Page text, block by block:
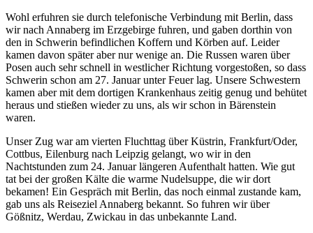
Wohl erfuhren sie durch telefonische Verbindung mit Berlin, dass
wir nach Annaberg im Erzgebirge fuhren, und gaben dorthin von
den in Schwerin befindlichen Koffern und Körben auf. Leider
kamen davon später aber nur wenige an. Die Russen waren über
Posen auch sehr schnell in westlicher Richtung vorgestoßen, so dass
Schwerin schon am 27. Januar unter Feuer lag. Unsere Schwestern
kamen aber mit dem dortigen Krankenhaus zeitig genug und behütet
heraus und stießen wieder zu uns, als wir schon in Bärenstein
waren.
Unser Zug war am vierten Fluchttag über Küstrin, Frankfurt/Oder,
Cottbus, Eilenburg nach Leipzig gelangt, wo wir in den
Nachtstunden zum 24. Januar längeren Aufenthalt hatten. Wie gut
tat bei der großen Kälte die warme Nudelsuppe, die wir dort
bekamen! Ein Gespräch mit Berlin, das noch einmal zustande kam,
gab uns als Reiseziel Annaberg bekannt. So fuhren wir über
Gößnitz, Werdau, Zwickau in das unbekannte Land.